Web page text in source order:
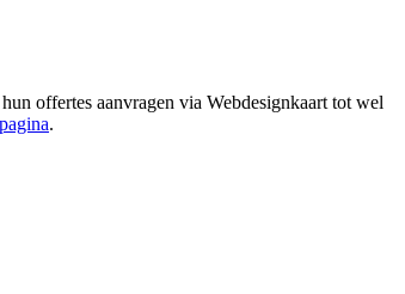
offertes aanvragen via Webdesignkaart tot wel
.